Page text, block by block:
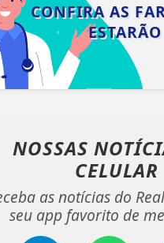
CONFIRA AS
NOSSAS
CELULAR
as notícias do
seu app favorito de